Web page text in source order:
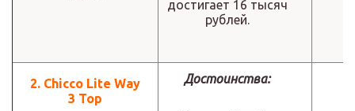
достигает 16 тысяч
рублей.
2. Chicco Lite Way
3 Top
Достоинства: